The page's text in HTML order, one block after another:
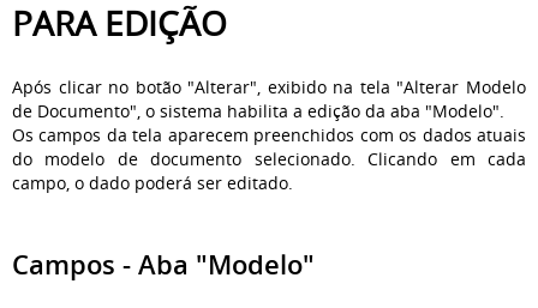
PARA EDIÇÃO
Após clicar no botão "Alterar", exibido na tela "Alterar Modelo
de Documento", o sistema habilita a edição da aba "Modelo".
Os campos da tela aparecem preenchidos com os dados atuais
do modelo de documento selecionado. Clicando em cada
campo, o dado poderá ser editado.
Campos - Aba "Modelo"